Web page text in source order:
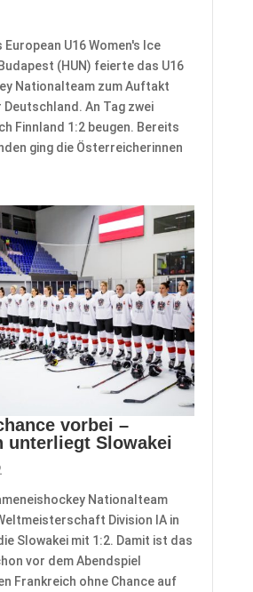
European U16 Women's Ice
(HUN) feierte das U16
Nationalteam zum Auftakt
Deutschland. An Tag zwei
Finnland 1:2 beugen. Bereits
ging die Österreicherinnen
vorbei –
unterliegt Slowakei
Nationalteam
Division IA in
Slowakei mit 1:2. Damit ist das
vor dem Abendspiel
Frankreich ohne Chance auf